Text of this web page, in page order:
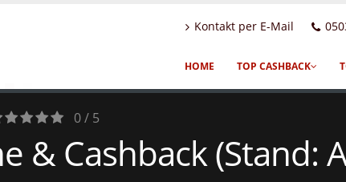
Kontakt per E-Mail
HOME TOP CASHBACK
0 / 5
& Cashback (Stand: